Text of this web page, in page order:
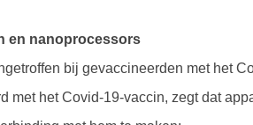
en nanoprocessors
bij gevaccineerden met het
met het Covid-19-vaccin, zegt dat